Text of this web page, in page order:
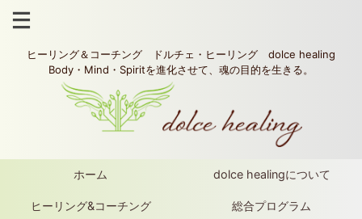
ヒーリング＆コーチング ドルチェ・ヒーリング dolce healing
Body・Mind・Spiritを進化させて、魂の目的を生きる。
ホーム dolce healingについて
ヒーリング&コーチング 総合プログラム